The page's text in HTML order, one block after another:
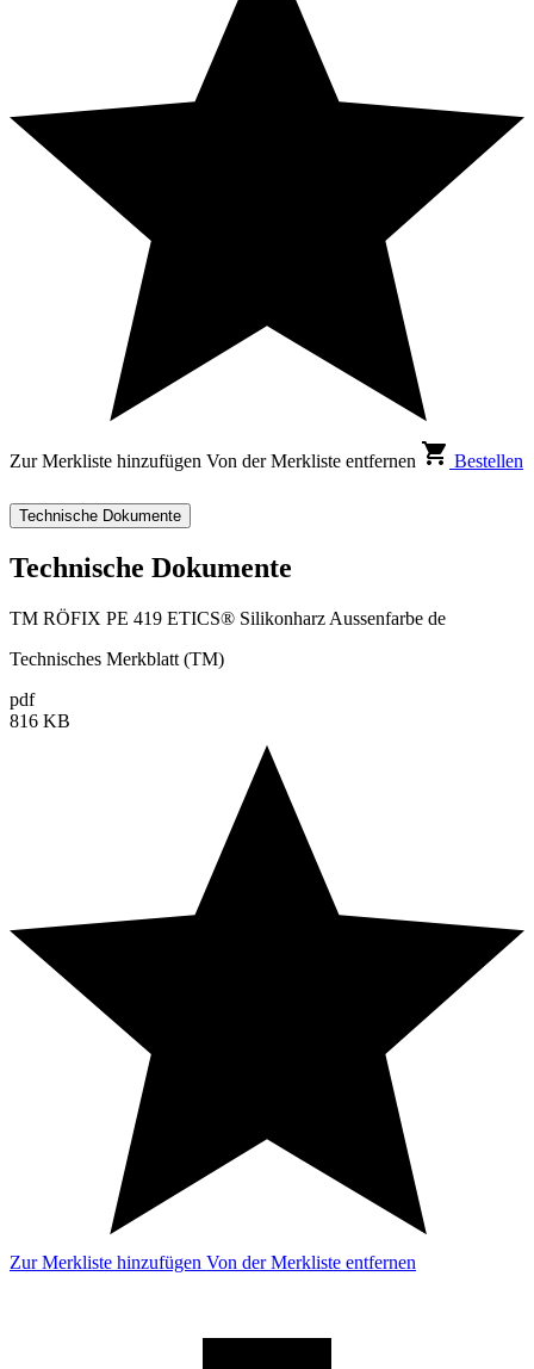
Zur Merkliste hinzufügen Von der Merkliste entfernen Bestellen
Technische Dokumente
Technische Dokumente
TM RÖFIX PE 419 ETICS® Silikonharz Aussenfarbe de
Technisches Merkblatt (TM)
pdf
816 KB
Zur Merkliste hinzufügen Von der Merkliste entfernen